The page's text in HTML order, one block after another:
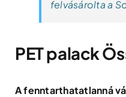
felvásárolta a
PET palack
A fenntarthatatlanná